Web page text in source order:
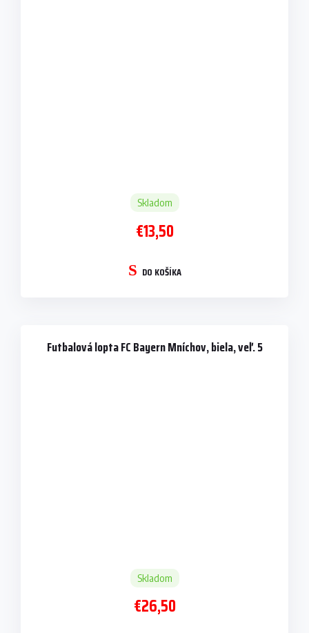
Skladom
€13,50
DO KOŠÍKA
Futbalová lopta FC Bayern Mníchov, biela, veľ. 5
Skladom
€26,50